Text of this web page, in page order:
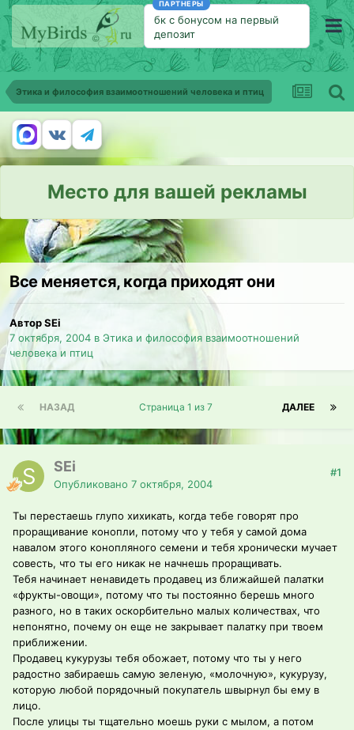
ПАРТНЕРЫ
бк с бонусом на первый
депозит
Этика и философия взаимоотношений человека и птиц
Место для вашей рекламы
Все меняется, когда приходят они
Автор SEi
7 октября, 2004 в Этика и философия взаимоотношений
человека и птиц
НАЗАД ДАЛЕЕ
Страница 1 из 7
SEi
Опубликовано 7 октября, 2004
#1
Ты перестаешь глупо хихикать, когда тебе говорят про
проращивание конопли, потому что у тебя у самой дома
навалом этого конопляного семени и тебя хронически мучает
совесть, что ты его никак не начнешь проращивать.
Тебя начинает ненавидеть продавец из ближайшей палатки
«фрукты-овощи», потому что ты постоянно берешь много
разного, но в таких оскорбительно малых количествах, что
непонятно, почему он еще не закрывает палатку при твоем
приближении.
Продавец кукурузы тебя обожает, потому что ты у него
радостно забираешь самую зеленую, «молочную», кукурузу,
которую любой порядочный покупатель швырнул бы ему в
лицо.
После улицы ты тщательно моешь руки с мылом, а потом